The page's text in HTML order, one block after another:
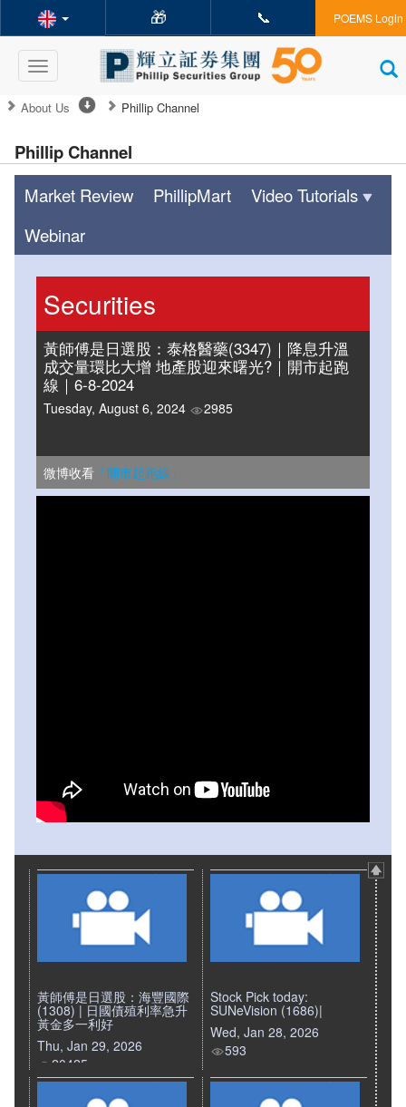
🎁 📞 POEMS Login
Toggle
navigation
About Us Phillip Channel
Phillip Channel
Market Review PhillipMart
Video Tutorials
Webinar
Securities
黃師傅是日選股：泰格醫藥(3347)｜降息升溫
成交量環比大增 地產股迎來曙光?｜開市起跑
線｜6-8-2024
Tuesday, August 6, 2024 2985
微博收看 「開市起跑線」
黃師傅是日選股：海豐國際
(1308) | 日國債殖利率急升
黃金多一利好
Thu, Jan 29, 2026
20425
Stock Pick today:
SUNeVision (1686)|
Wed, Jan 28, 2026
593